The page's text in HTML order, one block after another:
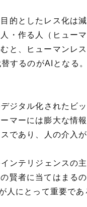
的としたレス化は
・作る人（ヒュー
と、ヒューマンレ
替するのがAIとな
ジタル化されたビ
マーには膨大な情
であり、人の介入が
ンテリジェンスの
賢者に当てはまる
人にとって重要で